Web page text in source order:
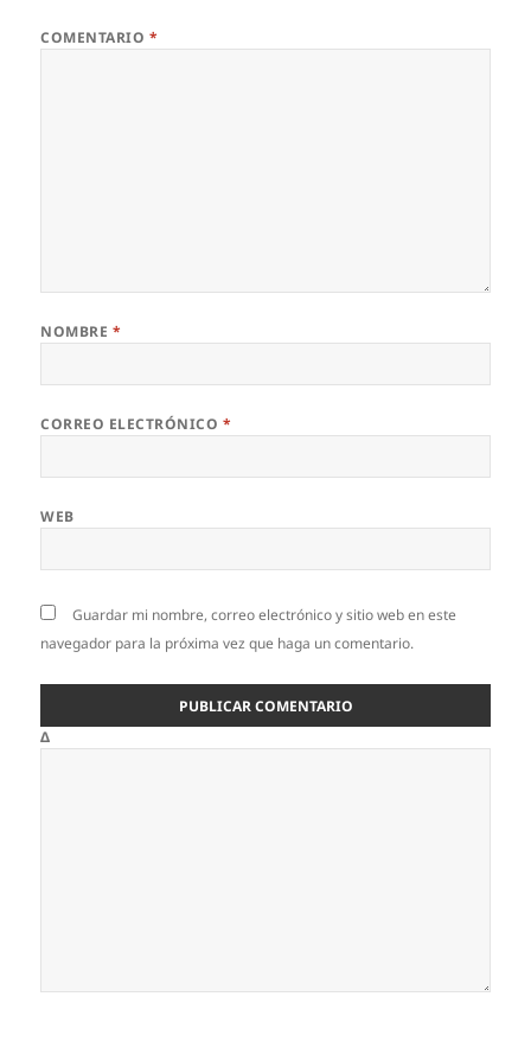
COMENTARIO *
NOMBRE *
CORREO ELECTRÓNICO *
WEB
Guardar mi nombre, correo electrónico y sitio web en este
navegador para la próxima vez que haga un comentario.
Δ